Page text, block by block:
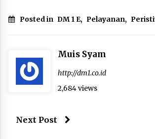
Posted in DM 1 E, Pelayanan,
Muis Syam
http://dm1.co.id
2,684 views
Next Post